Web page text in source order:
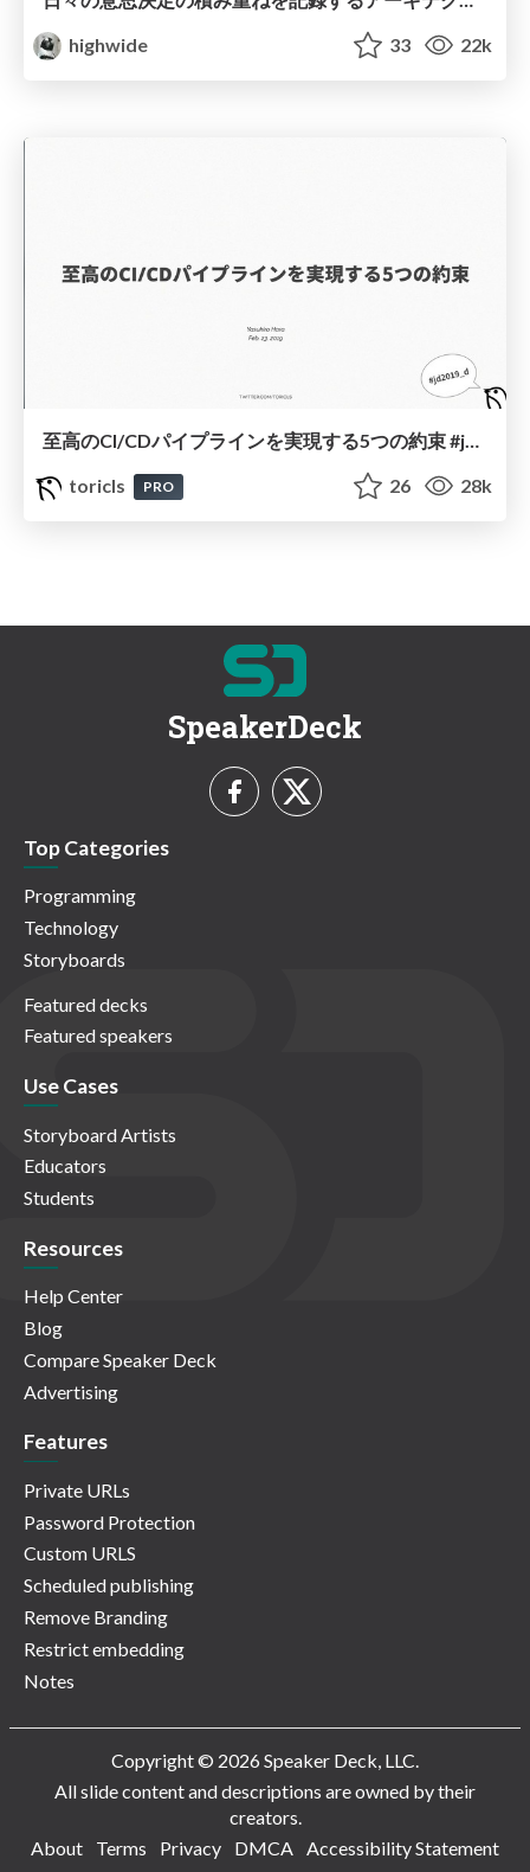
highwide
33 22k
至高のCI/CDパイプラインを実現する5つの約束 #jawsdays / The five principles to spark joy in your pipelines
toricls
PRO 26 28k
SpeakerDeck
Top Categories
Programming
Technology
Storyboards
Featured decks
Featured speakers
Use Cases
Storyboard Artists
Educators
Students
Resources
Help Center
Blog
Compare Speaker Deck
Advertising
Features
Private URLs
Password Protection
Custom URLS
Scheduled publishing
Remove Branding
Restrict embedding
Notes
Copyright © 2026 Speaker Deck, LLC.
All slide content and descriptions are owned by their
creators.
About
Terms Privacy DMCA Accessibility Statement